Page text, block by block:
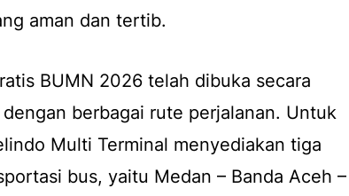
aman dan tertib.
BUMN 2026 telah dibuka secara
berbagai rute perjalanan. Untuk
Multi Terminal menyediakan tiga
bus, yaitu Medan – Banda Aceh –